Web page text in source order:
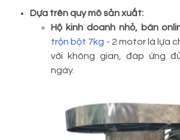
Dựa trên quy mô sản xuất:
Hộ kinh doanh nhỏ, bán
trộn bột 7kg - 2 motor là lựa
với không gian, đáp ứng
ngày.